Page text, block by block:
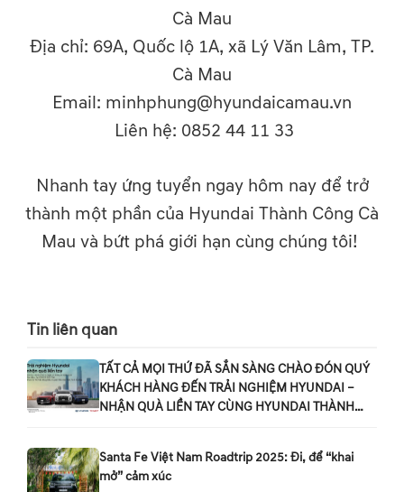
Cà Mau
Địa chỉ: 69A, Quốc lộ 1A, xã Lý Văn Lâm, TP.
Cà Mau
Email: minhphung@hyundaicamau.vn
Liên hệ: 0852 44 11 33
Nhanh tay ứng tuyển ngay hôm nay để trở
thành một phần của Hyundai Thành Công Cà
Mau và bứt phá giới hạn cùng chúng tôi!
Tin liên quan
TẤT CẢ MỌI THỨ ĐÃ SẲN SÀNG CHÀO ĐÓN QUÝ
KHÁCH HÀNG ĐẾN TRẢI NGHIỆM HYUNDAI –
NHẬN QUÀ LIỀN TAY CÙNG HYUNDAI THÀNH
Santa Fe Việt Nam Roadtrip 2025: Đi, để “khai
mở” cảm xúc